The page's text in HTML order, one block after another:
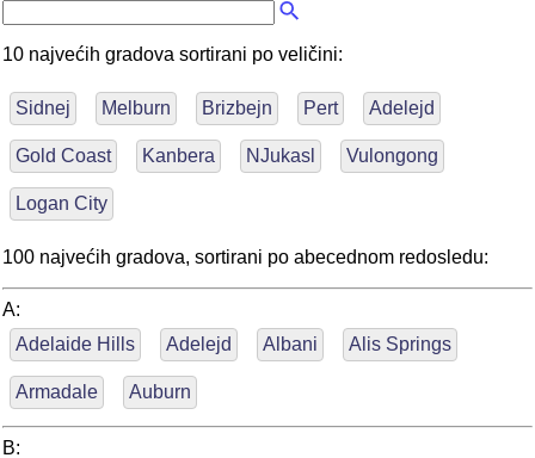
10 najvećih gradova sortirani po veličini:
Sidnej Melburn Brizbejn Pert Adelejd
Gold Coast Kanbera NJukasl Vulongong
Logan City
100 najvećih gradova, sortirani po abecednom redosledu:
A:
Adelaide Hills
Adelejd Albani Alis Springs
Armadale Auburn
B: